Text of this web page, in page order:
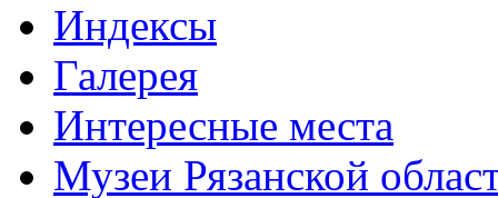
Индексы
Галерея
Интересные места
Музеи Рязанской